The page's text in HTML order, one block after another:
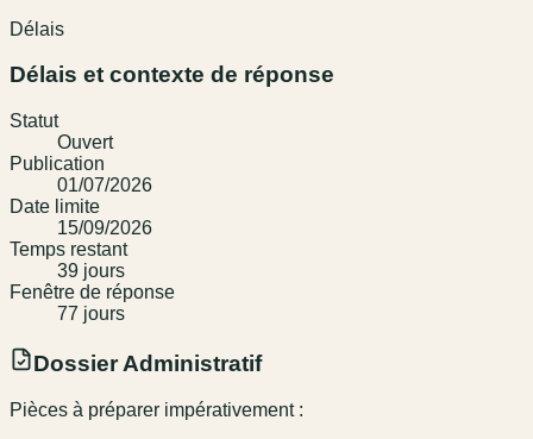
Délais
Délais et contexte de réponse
Statut
Ouvert
Publication
01/07/2026
Date limite
15/09/2026
Temps restant
39 jours
Fenêtre de réponse
77 jours
Dossier Administratif
Pièces à préparer impérativement :